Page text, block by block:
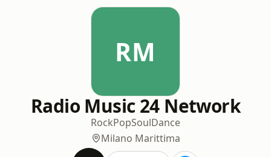
RM
Radio Music 24 Network
RockPopSoulDance
Milano Marittima